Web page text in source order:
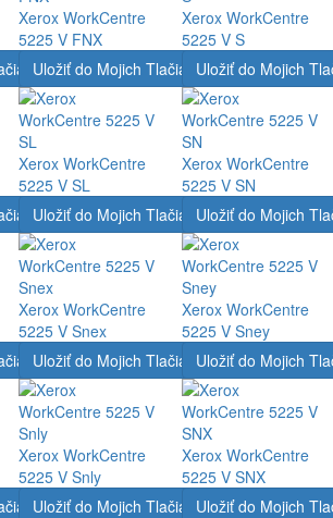
Xerox WorkCentre
5225 V FNX
Xerox WorkCentre
5225 V S
Uložiť do Mojich Tlačiarní
Xerox WorkCentre
5225 V SL
Uložiť do Mojich
Xerox WorkCentre
5225 V SN
Uložiť do Mojich Tlačiarní
Xerox WorkCentre
5225 V Snex
Uložiť do Mojich
Xerox WorkCentre
5225 V Sney
Uložiť do Mojich Tlačiarní
Xerox WorkCentre
5225 V Snly
Uložiť do Mojich
Xerox WorkCentre
5225 V SNX
Uložiť do Mojich TlačiarníUložiť do Mojich